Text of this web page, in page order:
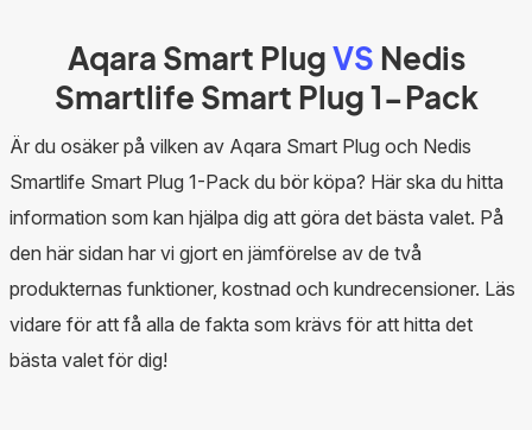
Aqara Smart PlugVS Nedis
Smartlife Smart Plug 1-Pack
Är du osäker på vilken av Aqara Smart Plug och Nedis
Smartlife Smart Plug 1-Pack du bör köpa? Här ska du hitta
information som kan hjälpa dig att göra det bästa valet. På
den här sidan har vi gjort en jämförelse av de två
produkternas funktioner, kostnad och kundrecensioner. Läs
vidare för att få alla de fakta som krävs för att hitta det
bästa valet för dig!